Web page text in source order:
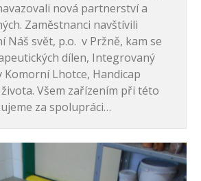
nová partnerství a
Zaměstnanci navštívili
Náš svět, p.o. v Pržně, kam se
dílen, Integrovaný
Komorní Lhotce, Handicap
Všem zařízením při této
za spolupráci…